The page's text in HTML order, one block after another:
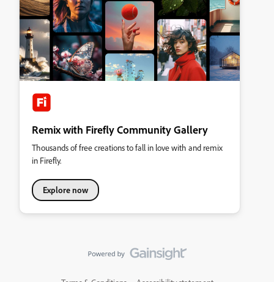
Remix with Firefly Community Gallery
Thousands of free creations to fall in love with and remix
in Firefly.
Explore now